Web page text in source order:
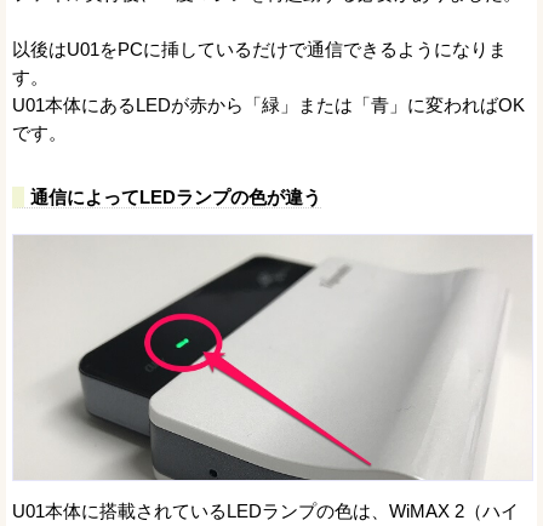
以後はU01をPCに挿しているだけで通信できるようになりま
す。
U01本体にあるLEDが赤から「緑」または「青」に変わればOK
です。
通信によってLEDランプの色が違う
U01本体に搭載されているLEDランプの色は、WiMAX 2（ハイ